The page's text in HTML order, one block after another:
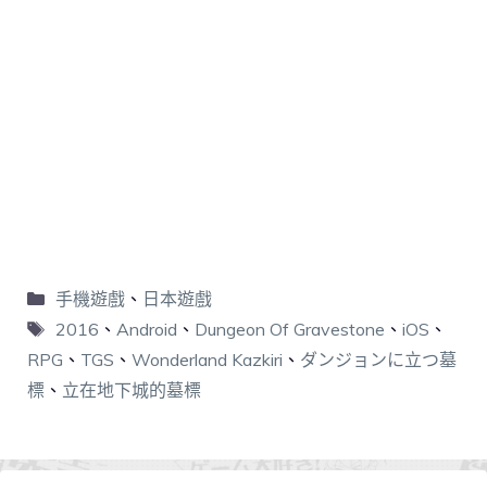
手機遊戲、 日本遊戲
2016 、 Android 、 Dungeon Of Gravestone 、 iOS 、
RPG 、 TGS 、 Wonderland Kazkiri 、 ダンジョンに立つ墓
標 、 立在地下城的墓標